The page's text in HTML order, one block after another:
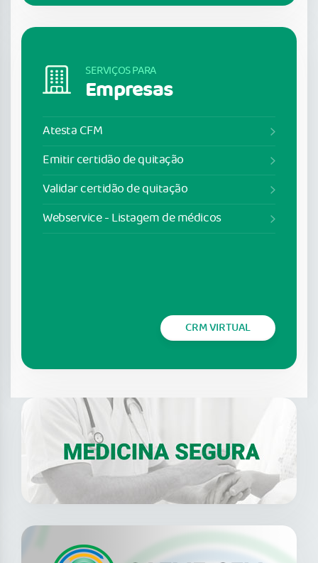
SERVIÇOS PARA
Empresas
Atesta CFM
Emitir certidão de quitação
Validar certidão de quitação
Webservice - Listagem de médicos
CRM VIRTUAL